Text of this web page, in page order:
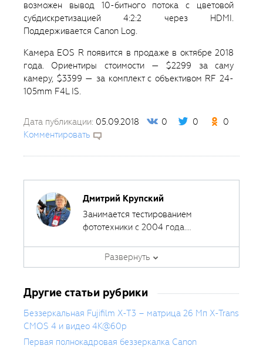
возможен вывод 10-битного потока с цветовой
субдискретизацией 4:2:2 через HDMI.
Поддерживается Canon Log.
Камера EOS R появится в продаже в октябре 2018
года. Ориентиры стоимости — $2299 за саму
камеру, $3399 — за комплект с объективом RF 24-
105mm F4L IS.
Дата публикации: 05.09.2018 0 0
0
Комментировать
Дмитрий Крупский
Занимается тестированием
фототехники с 2004 года.
печатными и интернет-изданиями,
за эти годы сделал около 400
Развернуть
Другие статьи рубрики
Беззеркальная Fujifilm X-T3 – матрица 26 Мп X-Trans
CMOS 4 и видео 4K@60p
Первая полнокадровая беззеркалка Canon